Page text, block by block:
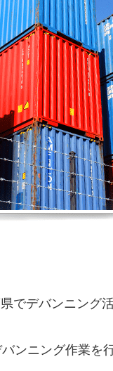
でデバンニング
ンニング作業を